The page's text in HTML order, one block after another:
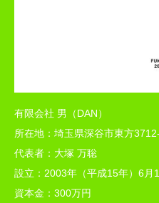
有限会社 男（DAN）
所在地：埼玉県深谷市東方
代表者：大塚 万聡
設立：2003年（平成15年）6月
資本金：300万円